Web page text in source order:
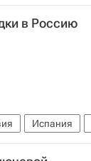
в Россию
Испания